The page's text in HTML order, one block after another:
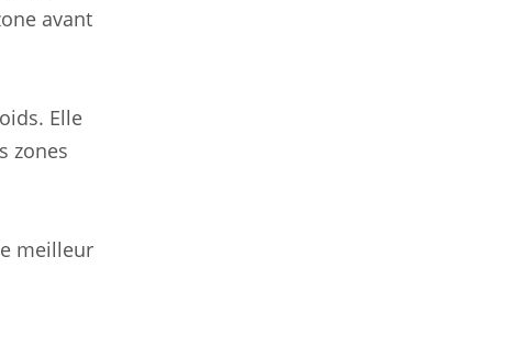
avant
Elle
zones
meilleur